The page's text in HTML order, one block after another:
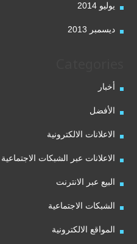
يوليو 2014
ديسمبر 2013
أخبار
الأفضل
الاعلانات الالكترونية
الاعلانات عبر الشبكات الاجتماعية
البيع عبر الانترنت
الشبكات الاجتماعية
المواقع الالكترونية